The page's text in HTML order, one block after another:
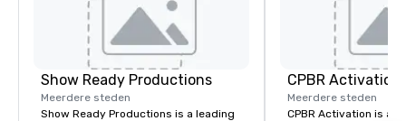
Show Ready Productions
Meerdere steden
Show Ready Productions is a leading
CPBR Activation
Meerdere steden
CPBR Activation is a